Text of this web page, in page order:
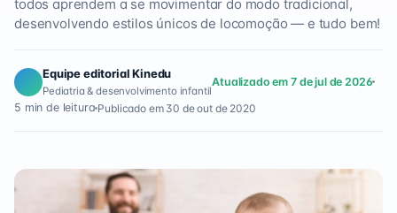
todos aprendem a se movimentar do modo tradicional,
desenvolvendo estilos únicos de locomoção — e tudo bem!
Equipe editorial Kinedu
Pediatria & desenvolvimento infantil
Atualizado em 7 de jul de 2026
5 min de leitura Publicado em 30 de out de 2020